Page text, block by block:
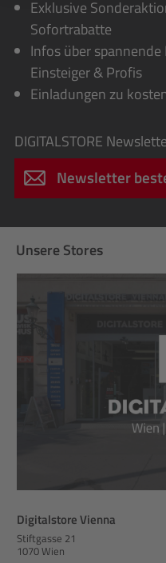
Exklusive
Sofortrabatte
Infos über
Einsteiger & Profis
Einladungen zu
DIGITALSTORE
Newsletter
Unsere Stores
Digitalstore Vienna
Stiftgasse 21
1070 Wien